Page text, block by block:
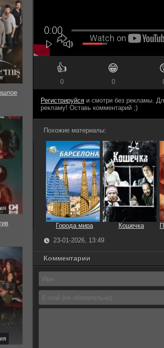
👍
0
😁
0
Регистрируйся и смотри без рекламы.
рекламу! Оставь комментарий ;)
Похожие материалы:
Города мира Кошечка
23-01-2026, 13:49
Комментарии